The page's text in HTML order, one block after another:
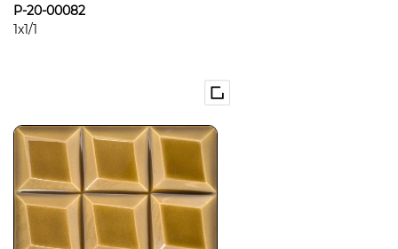
P-20-00082
1x1/1